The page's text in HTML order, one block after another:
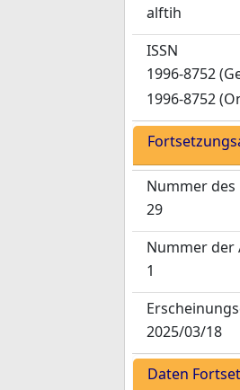
alftih
ISSN
1996-8752
1996-8752
Nummer des
29
Nummer der
1
2025/03/18
Daten